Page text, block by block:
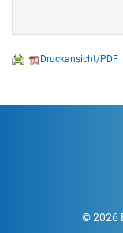
Druckansicht/PDF
© 2026